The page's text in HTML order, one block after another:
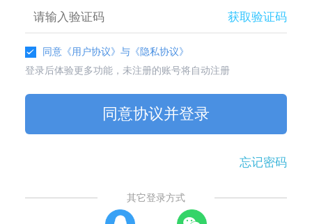
获取验证码
同意 《用户协议》与 《隐私协议》
登录后体验更多功能，未注册的账号将自动注册
同意协议并登录
忘记密码
其它登录方式